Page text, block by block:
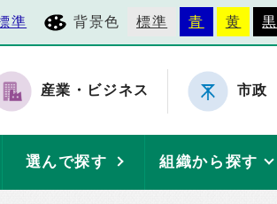
準 背景色 標準 青 黄 黒
産業・ビジネス 市政
選んで探す 組織から探す